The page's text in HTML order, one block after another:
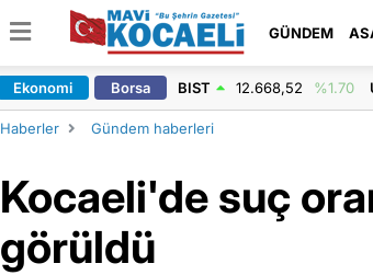
GÜNDEM
Ekonomi Borsa BIST 12.668,52 %1.70
Haberler Gündem haberleri
Kocaeli'de suç
görüldü